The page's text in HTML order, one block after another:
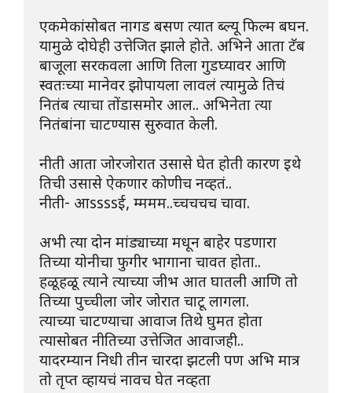
एकमेकांसोबत नागड बसण त्यात ब्ल्यू फिल्म बघन.
यामुळे दोघेही उत्तेजित झाले होते. अभिने आता टॅब
बाजूला सरकवला आणि तिला गुडघ्यावर आणि
स्वतःच्या मानेवर झोपायला लावलं त्यामुळे तिचं
नितंब त्याचा तोंडासमोर आल.. अभिनेता त्या
नितंबांना चाटण्यास सुरुवात केली.
नीती आता जोरजोरात उसासे घेत होती कारण इथे
तिची उसासे ऐकणार कोणीच नव्हतं..
नीती- आssssई, म्ममम..च्चचचच चावा.
अभी त्या दोन मांड्याच्या मधून बाहेर पडणारा
तिच्या योनीचा फुगीर भागाना चावत होता..
हळूहळू त्याने त्याच्या जीभ आत घातली आणि तो
तिच्या पुच्चीला जोर जोरात चाटू लागला.
त्याच्या चाटण्याचा आवाज तिथे घुमत होता
त्यासोबत नीतिच्या उत्तेजित आवाजही..
यादरम्यान निधी तीन चारदा झटली पण अभि मात्र
तो तृप्त व्हायचं नावच घेत नव्हता